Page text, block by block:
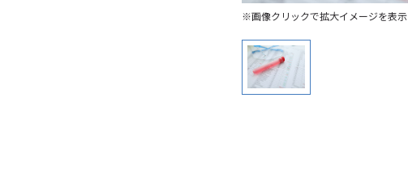
※画像クリックで拡大イメージを表示